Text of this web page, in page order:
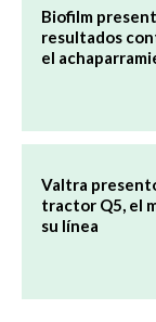
Biofilm
resultados
el
Valtra
tractor Q5, el
su línea